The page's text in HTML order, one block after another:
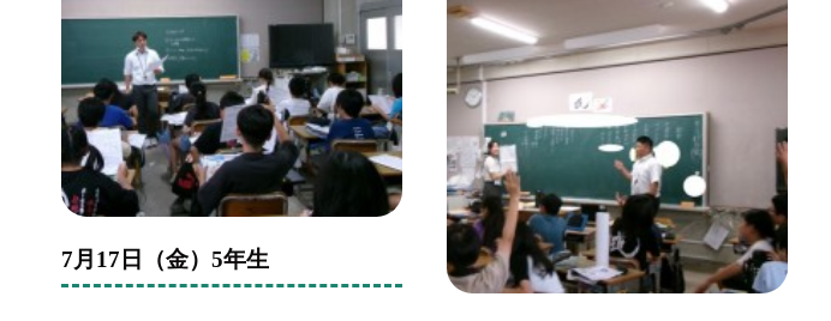
7月17日（金）5年生